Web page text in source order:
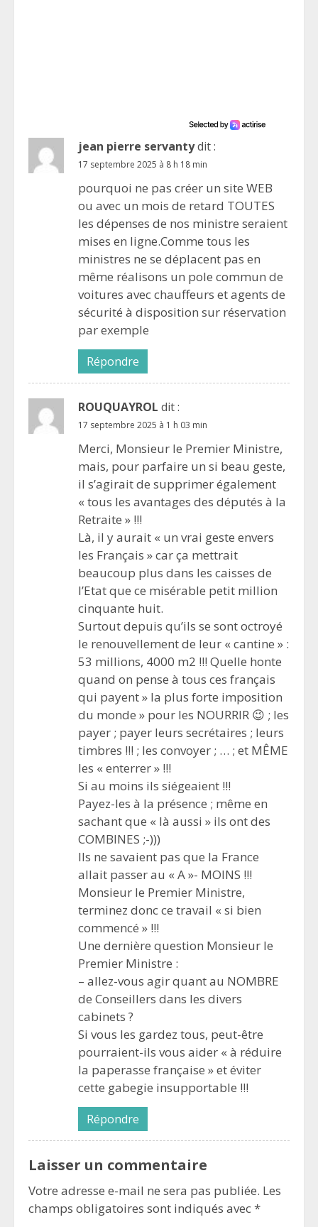
jean pierre servantydit :
17 septembre 2025 à 8 h 18 min
pourquoi ne pas créer un site WEB
ou avec un mois de retard TOUTES
les dépenses de nos ministre seraient
mises en ligne.Comme tous les
ministres ne se déplacent pas en
même réalisons un pole commun de
voitures avec chauffeurs et agents de
sécurité à disposition sur réservation
par exemple
Répondre
ROUQUAYROL dit :
17 septembre 2025 à 1 h 03 min
Merci, Monsieur le Premier Ministre,
mais, pour parfaire un si beau geste,
il s’agirait de supprimer également
« tous les avantages des députés à la
Retraite » !!!
Là, il y aurait « un vrai geste envers
les Français » car ça mettrait
beaucoup plus dans les caisses de
l’Etat que ce misérable petit million
cinquante huit.
Surtout depuis qu’ils se sont octroyé
le renouvellement de leur « cantine » :
53 millions, 4000 m2 !!! Quelle honte
quand on pense à tous ces français
qui payent » la plus forte imposition
du monde » pour les NOURRIR 😉 ; les
payer ; payer leurs secrétaires ; leurs
timbres !!! ; les convoyer ; … ; et MÊME
les « enterrer » !!!
Si au moins ils siégeaient !!!
Payez-les à la présence ; même en
sachant que « là aussi » ils ont des
COMBINES ;-)))
Ils ne savaient pas que la France
allait passer au « A »- MOINS !!!
Monsieur le Premier Ministre,
terminez donc ce travail « si bien
commencé » !!!
Une dernière question Monsieur le
Premier Ministre :
– allez-vous agir quant au NOMBRE
de Conseillers dans les divers
cabinets ?
Si vous les gardez tous, peut-être
pourraient-ils vous aider « à réduire
la paperasse française » et éviter
cette gabegie insupportable !!!
Répondre
Laisser un commentaire
Votre adresse e-mail ne sera pas publiée. Les
champs obligatoires sont indiqués avec*